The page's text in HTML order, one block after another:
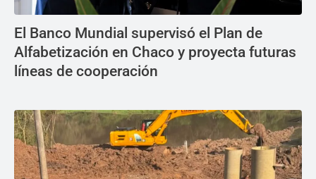
El Banco Mundial supervisó el Plan de
Alfabetización en Chaco y proyecta futuras
líneas de cooperación